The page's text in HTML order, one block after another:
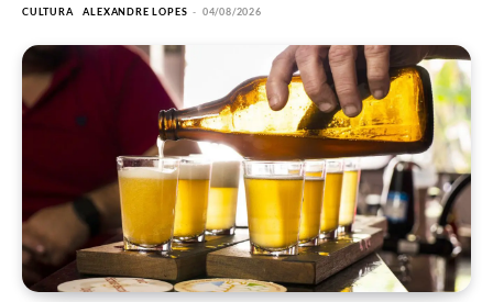
CULTURA ALEXANDRE LOPES - 04/08/2026